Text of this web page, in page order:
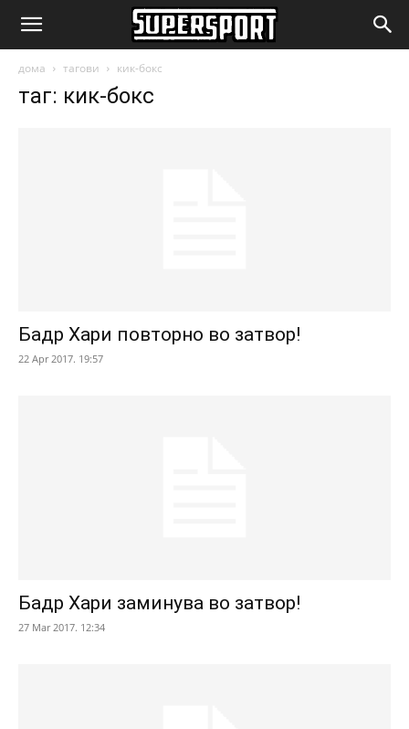
SuperSport.mk
дома тагови кик-бокс
таг: кик-бокс
Бадр Хари повторно во затвор!
22 Apr 2017. 19:57
Бадр Хари заминува во затвор!
27 Mar 2017. 12:34